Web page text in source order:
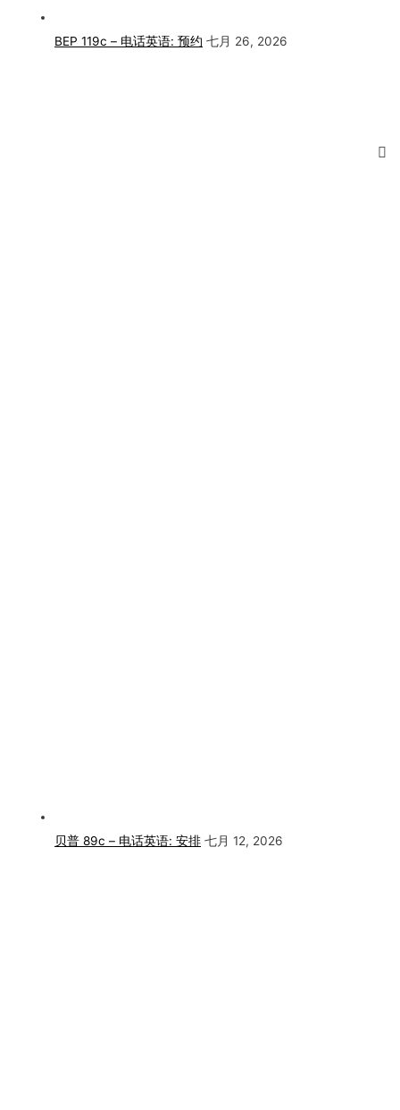
BEP 119c – 电话英语: 预约 七月 26, 2026
贝普 89c – 电话英语: 安排 七月 12, 2026